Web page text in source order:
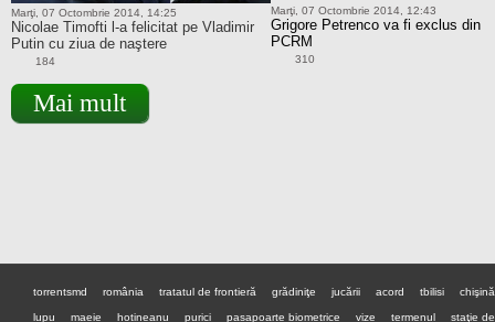
Marţi, 07 Octombrie 2014, 14:25
Nicolae Timofti l-a felicitat pe Vladimir
Putin cu ziua de naştere
184
Marţi, 07 Octombrie 2014, 12:43
Grigore Petrenco va fi exclus din
PCRM
310
Mai mult
torrentsmd românia tratatul de frontieră grădiniţe jucării acord tbilisi
lupu maeie hotineanu purici pasapoarte biometrice vize termenul staţie